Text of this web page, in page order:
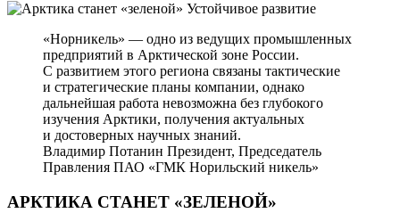
Устойчивое развитие
«Норникель» — одно из ведущих промышленных
предприятий в Арктической зоне России.
С развитием этого региона связаны тактические
и стратегические планы компании, однако
дальнейшая работа невозможна без глубокого
изучения Арктики, получения актуальных
и достоверных научных знаний.
Владимир Потанин Президент, Председатель
Правления ПАО «ГМК Норильский никель»
АРКТИКА СТАНЕТ «ЗЕЛЕНОЙ»